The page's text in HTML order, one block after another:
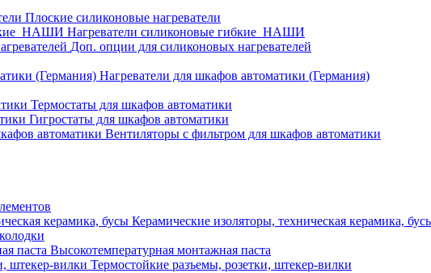
Плоские силиконовые нагреватели
Нагреватели силиконовые гибкие_НАШИ
Доп. опции для силиконовых нагревателей
Нагреватели для шкафов автоматики (Германия)
Термостаты для шкафов автоматики
Гигростаты для шкафов автоматики
Вентиляторы с фильтром для шкафов автоматики
Керамические изоляторы, техническая керамика,
Высокотемпературная монтажная паста
Термостойкие разъемы, розетки, штекер-вилки